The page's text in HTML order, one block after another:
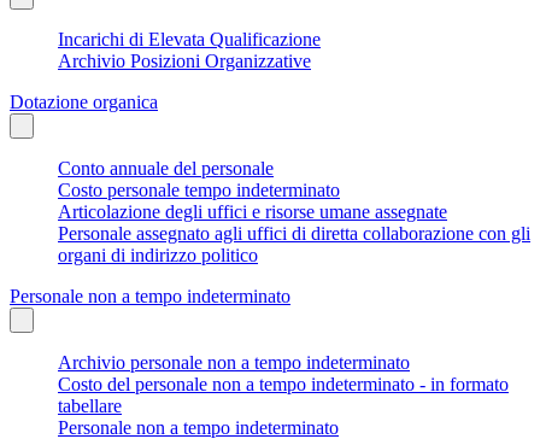
Incarichi di Elevata Qualificazione
Archivio Posizioni Organizzative
Dotazione organica
Conto annuale del personale
Costo personale tempo indeterminato
Articolazione degli uffici e risorse umane assegnate
Personale assegnato agli uffici di diretta collaborazione con gli
organi di indirizzo politico
Personale non a tempo indeterminato
Archivio personale non a tempo indeterminato
Costo del personale non a tempo indeterminato - in formato
tabellare
Personale non a tempo indeterminato